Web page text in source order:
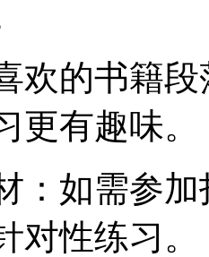
欢的书籍
更有趣味。
：如需参
对性练习。